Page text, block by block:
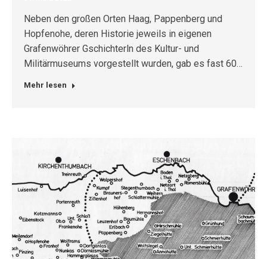
Neben den großen Orten Haag, Pappenberg und
Hopfenohe, deren Historie jeweils in eigenen
Grafenwöhrer Gschichterln des Kultur- und
Militärmuseums vorgestellt wurden, gab es fast 60…
Mehr lesen